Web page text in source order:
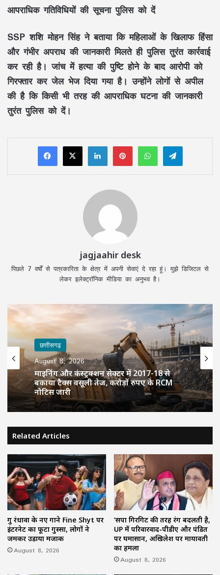
आपराधिक गतिविधियों की सूचना पुलिस को दें
SSP शशि मोहन सिंह ने बताया कि महिलाओं के खिलाफ हिंसा
और गंभीर अपराध की जानकारी मिलते ही पुलिस तुरंत कार्रवाई
कर रही है। जांच में हत्या की पुष्टि होने के बाद आरोपी को
गिरफ्तार कर जेल भेज दिया गया है। उन्होंने लोगों से अपील
की है कि किसी भी तरह की आपराधिक घटना की जानकारी
तुरंत पुलिस को दें।
LinkedInPinterestWhatsAppTelegram
jagjaahir desk
पिछले 7 वर्षों से पत्रकारिता के क्षेत्र में अपनी सेवाएं दे रहा हूं। मुझे डिजिटल से
लेकर इलेक्ट्रॉनिक मीडिया का अनुभव है।
छत्तीसगढ़
August 8, 2026
माइनिंग और कंस्ट्रक्शन सेक्टर में 2017-18 से
बकाया टैक्स वसूली तेज, करोड़ों रुपए के RCM
नोटिस जारी
Related Articles
गुरु रंधावा के नए गाने Fine Shyt पर
इंटरनेट का फूटा गुस्सा, लोगों ने
जमकर उड़ाया मजाक
August 8, 2026
‘सपा गिरगिट की तरह रंग बदलती है,
UP में परिवारवाद-पीडीए और पंडित
पर घमासान, अखिलेश पर मायावती
का हमला
August 8, 2026